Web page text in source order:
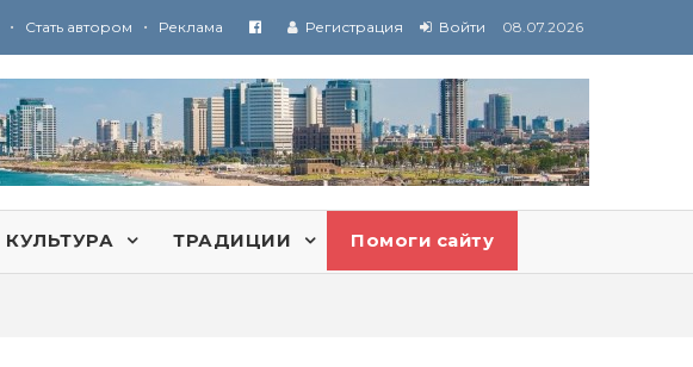
• Стать автором • Реклама Регистрация Войти 08.07.2026
КУЛЬТУРА ТРАДИЦИИ Помоги сайту